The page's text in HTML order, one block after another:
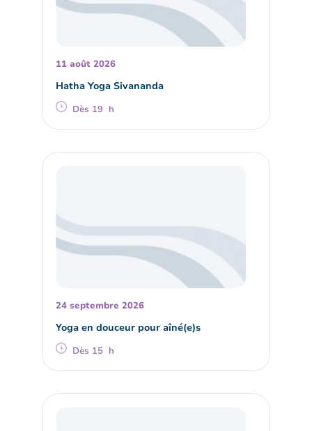
11 août 2026
Hatha Yoga Sivananda
Dès 19 h
24 septembre 2026
Yoga en douceur pour aîné(e)s
Dès 15 h